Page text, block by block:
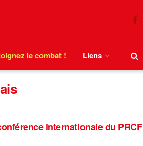
le combat ! Liens
internationale du PRCF